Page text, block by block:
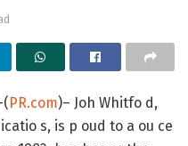
PR.com)– Joh Whitfo d,
s, is p oud to a ou ce